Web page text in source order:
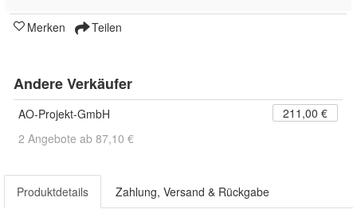
Merken Teilen
Andere Verkäufer
AO-Projekt-GmbH
211,00 €
2 Angebote ab 87,10 €
Produktdetails Zahlung, Versand & Rückgabe